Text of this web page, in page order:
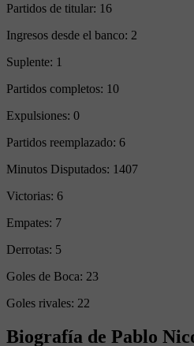
Partidos de titular: 16
Ingresos desde el banco: 2
Suplente: 1
Partidos completos: 10
Expulsiones: 0
Partidos reemplazado: 6
Minutos Disputados: 1407
Victorias: 6
Empates: 7
Derrotas: 5
Goles de Boca: 23
Goles rivales: 22
Biografía de Pablo